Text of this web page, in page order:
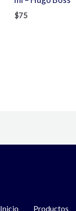
$75
Inicio Productos